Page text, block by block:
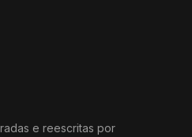
e reescritas por